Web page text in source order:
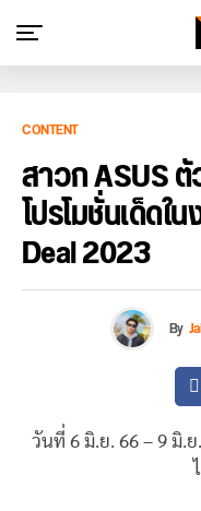
CONTENT
สาวก ASUS
โปรโมชั่นเด็ดใ
Deal 2023
By
วันที่ 6 มิ.ย. 66 – 9 มิ.